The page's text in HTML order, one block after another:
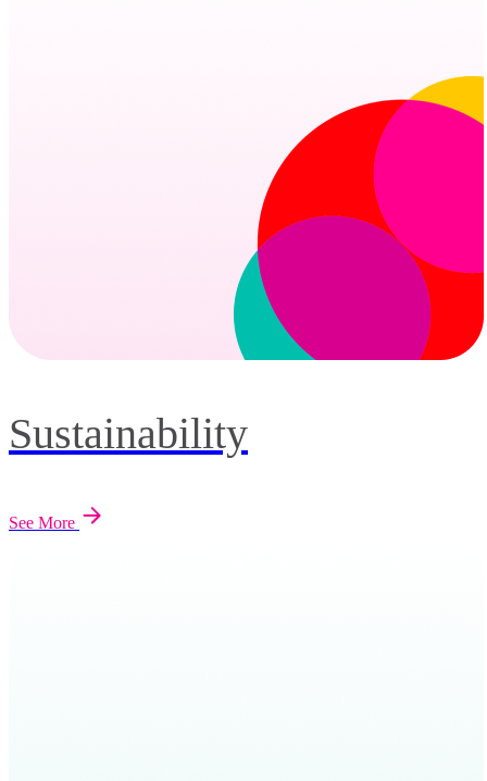
Sustainability
See More